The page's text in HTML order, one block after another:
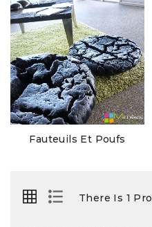
Fauteuils Et Poufs
There Is 1